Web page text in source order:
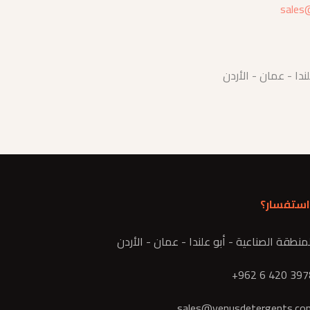
- عمان - الأردن
الصناعية - أبو علندا - عمان - الأردن